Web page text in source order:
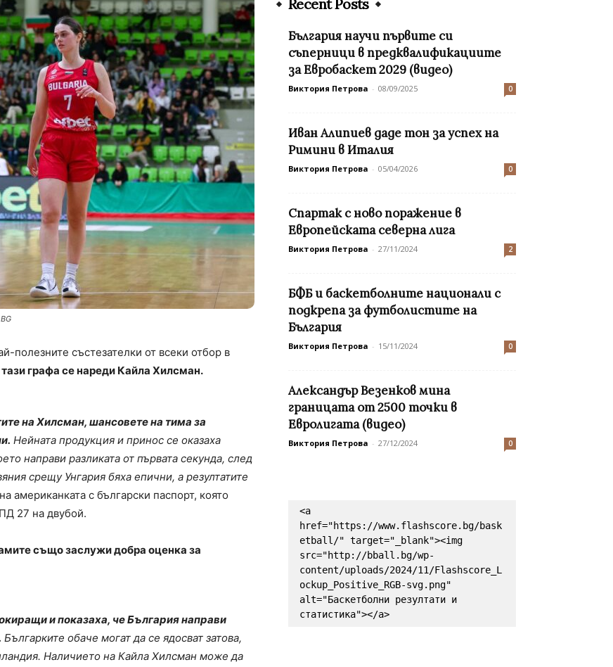
полезните състезателки от всеки отбор в
графа се нареди Кайла Хилсман.
на Хилсман, шансовете на тима за
Нейната продукция и принос се оказаха
направи разликата от първата секунда, след
срещу Унгария бяха епични, а резултатите
американката с български паспорт, която
27 на двубой.
също заслужи добра оценка за
и показаха, че България направи
Българките обаче могат да се ядосват затова,
Наличието на Кайла Хилсман може да
Recent Posts
България научи първите си
съперници в предквалификациите
за Евробаскет 2029 (видео)
Виктория Петрова - 08/09/2025 0
Иван Алипиев даде тон за успех на
Римини в Италия
Виктория Петрова - 05/04/2026 0
Спартак с ново поражение в
Европейската северна лига
Виктория Петрова - 27/11/2024 2
БФБ и баскетболните национали с
подкрепа за футболистите на
България
Виктория Петрова - 15/11/2024 0
Александър Везенков мина
границата от 2500 точки в
Евролигата (видео)
Виктория Петрова - 27/12/2024 0
<a
href="https://www.flashscore.bg/bask
etball/" target="_blank"><img
src="http://bball.bg/wp-
content/uploads/2024/11/Flashscore_L
ockup_Positive_RGB-svg.png"
alt="Баскетболни резултати и
статистика"></a>